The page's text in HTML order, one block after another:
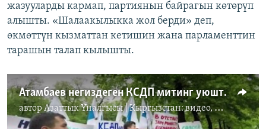
жазууларды кармап, партиянын байрагын көтөрүп
алышты. «Шалаакылыкка жол берди» деп,
өкмөттүн кызматтан кетишин жана парламенттин
тарашын талап кылышты.
Атамбаев негиздеген КСДП митинг уюштурду
автор Азаттык Үналгысы | Кыргызстан: видео, фото, кабарлар